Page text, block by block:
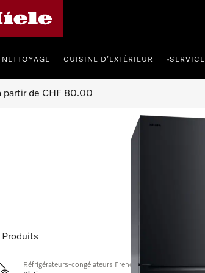
CUISINE D’EXTÉRIEUR •SERVICE
partir de CHF 80.00
Produits
Réfrigérateurs-congélateurs FrenchDoor à pose libre